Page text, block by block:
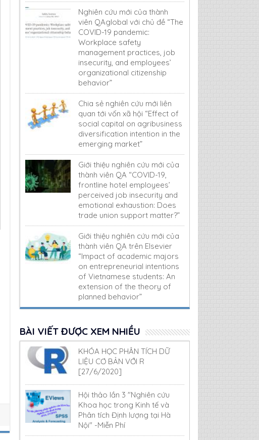
Nghiên cứu mới của thành
viên QAglobal với chủ đề “The
COVID-19 pandemic:
Workplace safety
management practices, job
insecurity, and employees’
organizational citizenship
behavior”
Chia sẻ nghiên cứu mới liên
quan tới vốn xã hội “Effect of
social capital on agribusiness
diversification intention in the
emerging market”
Giới thiệu nghiên cứu mới của
thành viên QA “COVID-19,
frontline hotel employees’
perceived job insecurity and
emotional exhaustion: Does
trade union support matter?”
Giới thiệu nghiên cứu mới của
thành viên QA trên Elsevier
“Impact of academic majors
on entrepreneurial intentions
of Vietnamese students: An
extension of the theory of
planned behavior”
BÀI VIẾT ĐƯỢC XEM NHIỀU
KHÓA HỌC PHÂN TÍCH DỮ
LIỆU CƠ BẢN VỚI R
[27/6/2020]
Hội thảo lần 3 "Nghiên cứu
Khoa học trong Kinh tế và
Phân tích Định lượng tại Hà
Nội" -Miễn Phí